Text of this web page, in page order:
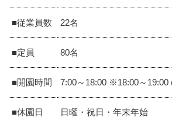
■従業員数 22名
■定員 80名
■開園時間 7:00～18:00 ※18:00～19:00
■休園日 日曜・祝日・年末年始